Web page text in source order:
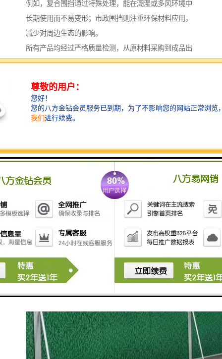
例如，复合围挡通过特殊处理，能在潮湿或多风环境中
长期使用而不易变形；市政围挡则注重环保材料应用，
减少对周边生态的影响。
所有产品均经过严格质量检测，从原材料采购到成品出
厂，每个环节都遵循高标准，以保障交付产品的可靠
除了围挡，我们还提供多种配套建材，如彩钢压型板、
镀锌压型板及轻钢结构等，这些产品可与围挡协同使
用，构建完整的临时或永久建筑体系。
区域；而在农业领域，阳光温室大棚等产品则能配合围
这种一体化解决方案有助于客户简化采购流程，提高工